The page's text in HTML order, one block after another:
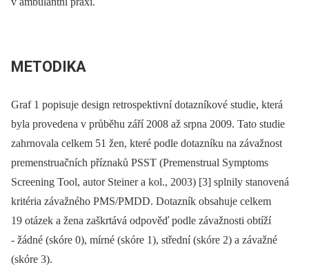
METODIKA
Graf 1 popisuje design retrospektivní dotazníkové studie, která
byla provedena v průběhu září 2008 až srpna 2009. Tato studie
zahrnovala celkem 51 žen, které podle dotazníku na závažnost
premenstruačních příznaků PSST (Premenstrual Symptoms
Screening Tool, autor Steiner a kol., 2003) [3] splnily stanovená
kritéria závažného PMS/PMDD. Dotazník obsahuje celkem
19 otázek a žena zaškrtává odpověď podle závažnosti obtíží
-⁠ žádné (skóre 0), mírné (skóre 1), střední (skóre 2) a závažné
(skóre 3).